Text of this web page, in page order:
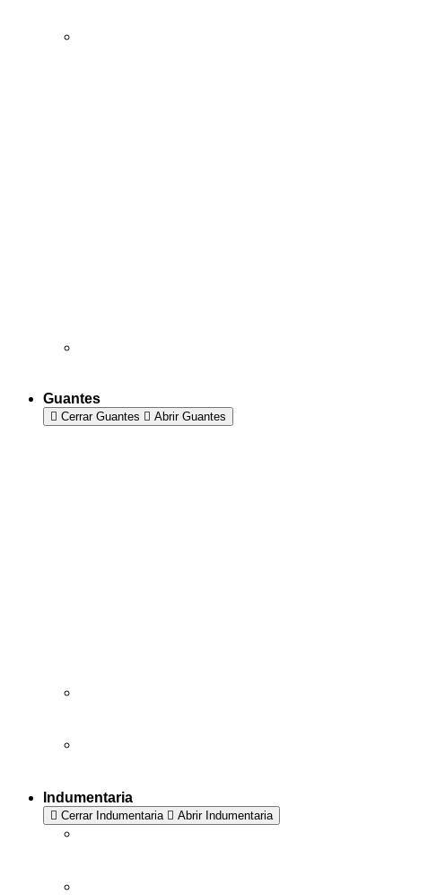
Guantes
Cerrar Guantes Abrir Guantes
Indumentaria
Cerrar Indumentaria Abrir Indumentaria